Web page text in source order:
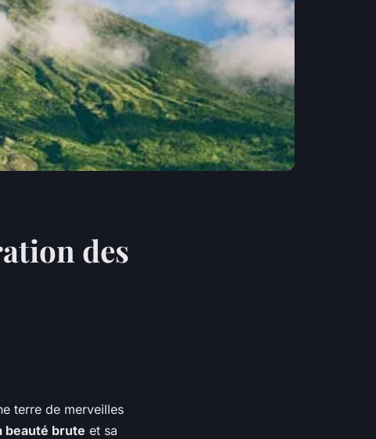
des
terre de merveilles
beauté brute et sa